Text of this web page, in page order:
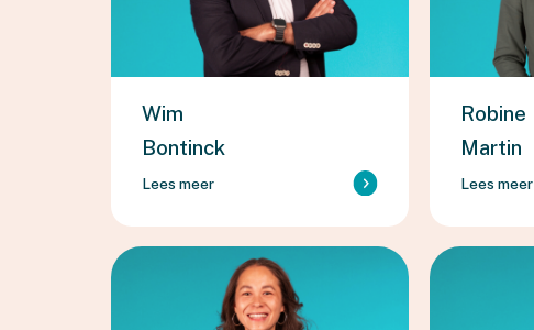
Wim
Bontinck
Lees meer
Robine
Martin
Lees meer